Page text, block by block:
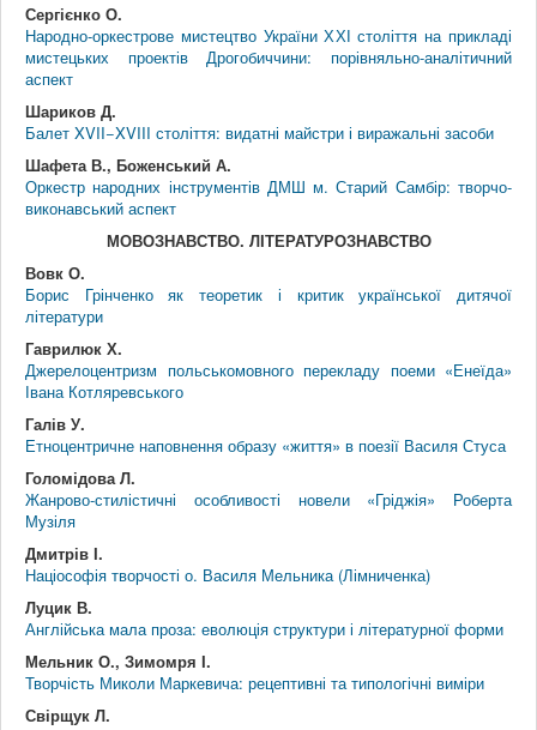
Сергієнко О.
Народно-оркестрове мистецтво України ХХІ століття на прикладі
мистецьких проектів Дрогобиччини: порівняльно-аналітичний
аспект
Шариков Д.
Балет XVII−XVIII століття: видатні майстри і виражальні засоби
Шафета В., Боженський А.
Оркестр народних інструментів ДМШ м. Старий Самбір: творчо-
виконавський аспект
МОВОЗНАВСТВО. ЛІТЕРАТУРОЗНАВСТВО
Вовк О.
Борис Грінченко як теоретик і критик української дитячої
літератури
Гаврилюк Х.
Джерелоцентризм польськомовного перекладу поеми «Енеїда»
Івана Котляревського
Галів У.
Етноцентричне наповнення образу «життя» в поезії Василя Стуса
Голомідова Л.
Жанрово-стилістичні особливості новели «Гріджія» Роберта
Музіля
Дмитрів І.
Націософія творчості о. Василя Мельника (Лімниченка)
Луцик В.
Англійська мала проза: еволюція структури і літературної форми
Мельник О., Зимомря І.
Творчість Миколи Маркевича: рецептивні та типологічні виміри
Свірщук Л.